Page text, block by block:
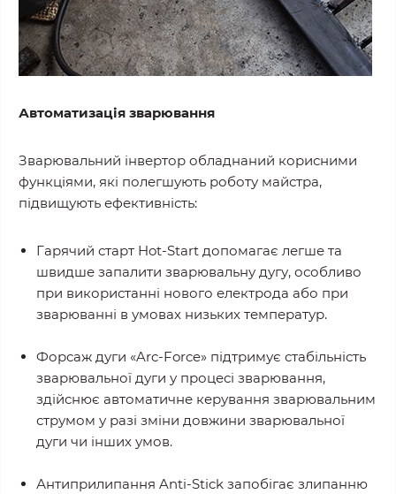
Автоматизація зварювання
Зварювальний інвертор обладнаний корисними
функціями, які полегшують роботу майстра,
підвищують ефективність:
Гарячий старт Hot-Start допомагає легше та
швидше запалити зварювальну дугу, особливо
при використанні нового електрода або при
зварюванні в умовах низьких температур.
Форсаж дуги «Arc-Force» підтримує стабільність
зварювальної дуги у процесі зварювання,
здійснює автоматичне керування зварювальним
струмом у разі зміни довжини зварювальної
дуги чи інших умов.
Антиприлипання Anti-Stick запобігає злипанню